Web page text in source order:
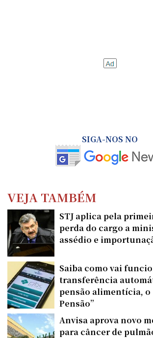
SIGA-NOS NO
VEJA TAMBÉM
STJ aplica pela
perda do cargo a
assédio e
Saiba como vai
transferência
pensão alimentícia,
Pensão”
Anvisa aprova novo
para câncer de